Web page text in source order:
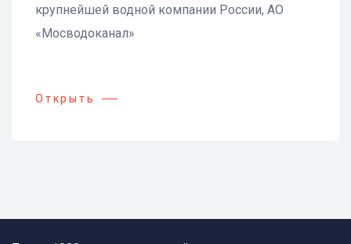
крупнейшей водной компании России, АО
«Мосводоканал»
Открыть